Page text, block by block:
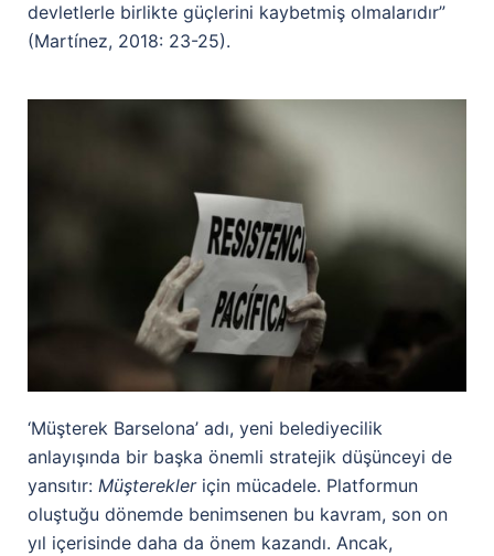
devletlerle birlikte güçlerini kaybetmiş olmalarıdır”
(Martínez, 2018: 23-25).
‘Müşterek Barselona’ adı, yeni belediyecilik
anlayışında bir başka önemli stratejik düşünceyi de
yansıtır: Müşterekler için mücadele. Platformun
oluştuğu dönemde benimsenen bu kavram, son on
yıl içerisinde daha da önem kazandı. Ancak,